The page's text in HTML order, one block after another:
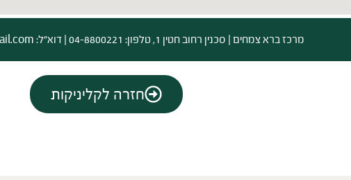
מרכז ברא צמחים | סכנין רחוב חטין 1, טלפון: 04-8800221 | דוא”ל:
חזרה לקליניקות